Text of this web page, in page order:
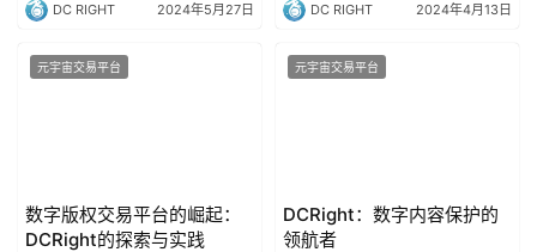
DC RIGHT 2024年5月27日 DC RIGHT 2024年4月13日
元宇宙交易平台
数字版权交易平台的崛起：
DCRight的探索与实践
元宇宙交易平台
DCRight：数字内容保护的
领航者